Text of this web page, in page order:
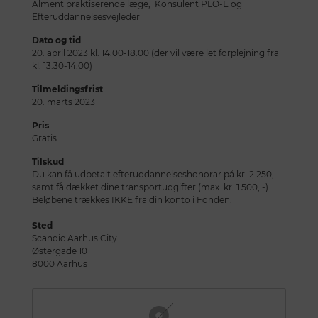
Alment praktiserende læge, Konsulent PLO-E og
Efteruddannelsesvejleder
Dato og tid
20. april 2023 kl. 14.00-18.00 (der vil være let forplejning fra
kl. 13.30-14.00)
Tilmeldingsfrist
20. marts 2023
Pris
Gratis
Tilskud
Du kan få udbetalt efteruddannelseshonorar på kr. 2.250,-
samt få dækket dine transportudgifter (max. kr. 1.500, -).
Beløbene trækkes IKKE fra din konto i Fonden.
Sted
Scandic Aarhus City
Østergade 10
8000 Aarhus